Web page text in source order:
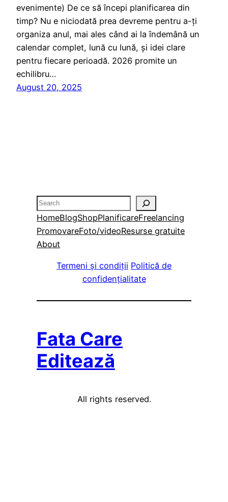
evenimente) De ce să începi planificarea din
timp? Nu e niciodată prea devreme pentru a-ți
organiza anul, mai ales când ai la îndemână un
calendar complet, lună cu lună, și idei clare
pentru fiecare perioadă. 2026 promite un
echilibru…
August 20, 2025
Search
HomeBlogShopPlanificareFreelancing
PromovareFoto/videoResurse gratuite
About
Termeni și condiții Politică de
confidențialitate
Fata Care
Editează
All rights reserved.